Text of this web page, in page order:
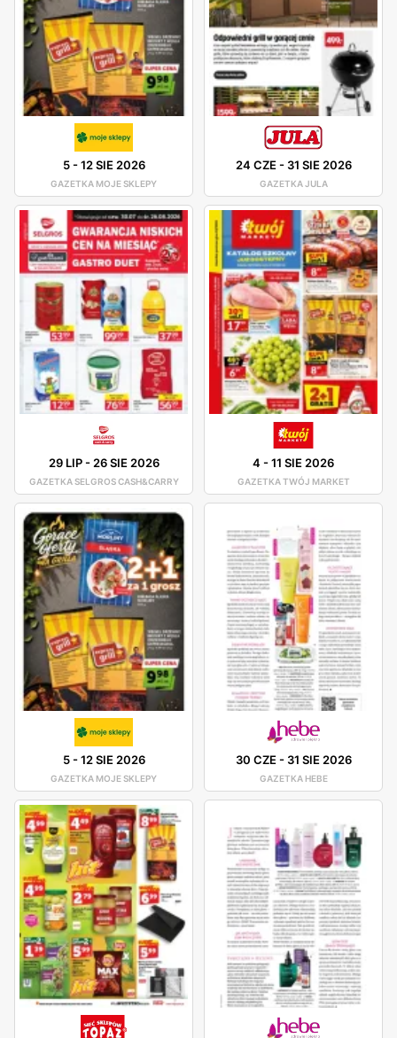
5-12 SIE 2026
GAZETKA MOJE SKLEPY
24 CZE- 31 SIE 2026
GAZETKA JULA
29 LIP- 26 SIE 2026
GAZETKA SELGROS CASH&CARRY
4 -11 SIE 2026
GAZETKA TWÓJ MARKET
5-12 SIE 2026
GAZETKA MOJE SKLEPY
30 CZE - 31 SIE 2026
GAZETKA HEBE